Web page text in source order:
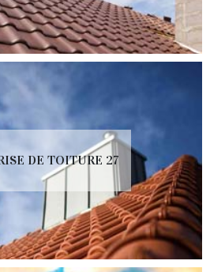
DE TOITURE 27